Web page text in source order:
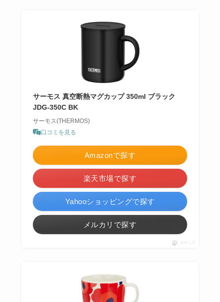
サーモス 真空断熱マグカップ 350ml ブラック
JDG-350C BK
サーモス(THERMOS)
口コミを見る
Amazonで探す
楽天市場で探す
Yahooショッピングで探す
メルカリで探す
ポチップ